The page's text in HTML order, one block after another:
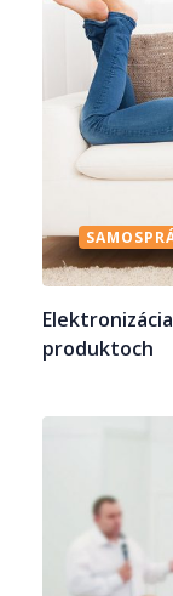
produktoch